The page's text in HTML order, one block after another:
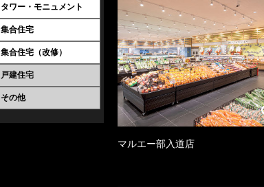
タワー・モニュメント
集合住宅
集合住宅（改修）
戸建住宅
その他
マルエー部入道店